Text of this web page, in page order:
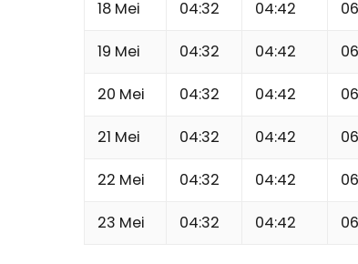
18 Mei 04:32 04:42
19 Mei 04:32 04:42
20 Mei 04:32 04:42
21 Mei 04:32 04:42
22 Mei 04:32 04:42
23 Mei 04:32 04:42